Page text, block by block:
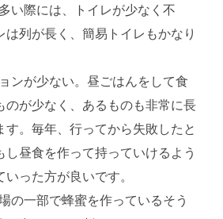
い際には、トイレが少なく不
は列が長く、簡易トイレもかなり
ンが少ない。昼ごはんをして食
のが少なく、あるものも非常に長
す。毎年、行ってから失敗したと
し昼食を作って持っていけるよう
った方が良いです。
の一部で蜂蜜を作っているそう